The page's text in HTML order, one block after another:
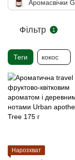
Аромасвічки
Фільтр 1
Теги кокос
Нарозхват